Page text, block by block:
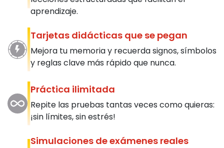
aprendizaje.
Tarjetas didácticas que se pegan
Mejora tu memoria y recuerda signos, símbolos
y reglas clave más rápido que nunca.
Práctica ilimitada
Repite las pruebas tantas veces como quieras:
¡sin límites, sin estrés!
Simulaciones de exámenes reales